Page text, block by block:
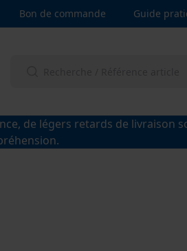
Bon de commande Guide
de légers retards de livraison